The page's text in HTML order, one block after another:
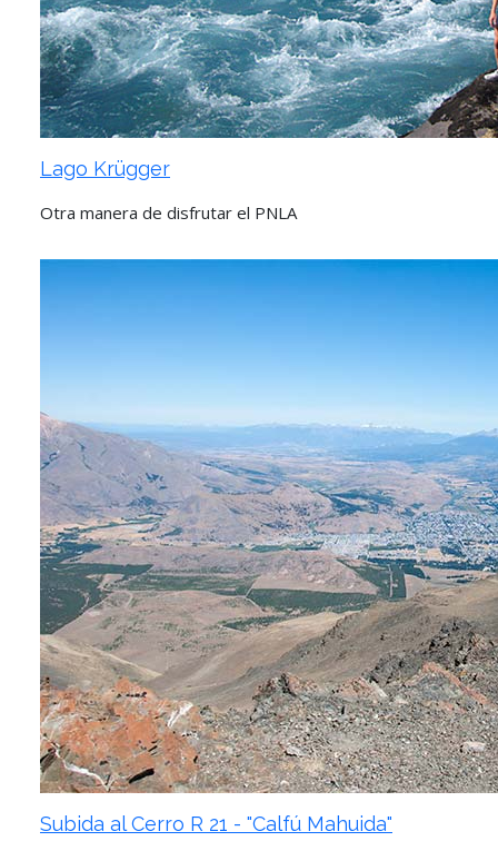
Lago Krügger
Otra manera de disfrutar el PNLA
Subida al Cerro R 21 - "Calfú Mahuida"